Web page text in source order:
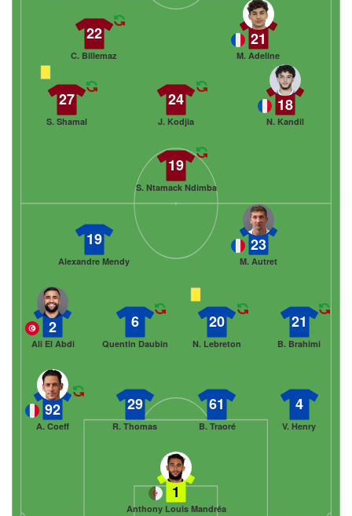
21
M. Adeline
22
C. Billemaz
18
N. Kandil
24
J. Kodjia
27
S. Shamal
19
S. Ntamack Ndimba
1
Anthony Louis Mandréa
92
A. Coeff
29
R. Thomas
61
B. Traoré
4
V. Henry
2
Ali El Abdi
6
Quentin Daubin
20
N. Lebreton
21
B. Brahimi
19
Alexandre Mendy
23
M. Autret